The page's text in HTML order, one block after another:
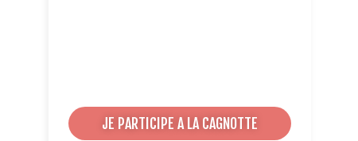
JE PARTICIPE A LA CAGNOTTE